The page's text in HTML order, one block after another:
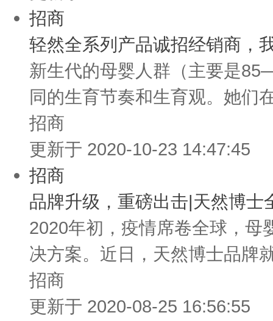
招商
轻然全系列产品诚招经销商，
新生代的母婴人群（主要是
同的生育节奏和生育观。她们
招商
更新于 2020-10-23 14:47:45
招商
品牌升级，重磅出击|天然博士
2020年初，疫情席卷全球，母
决方案。近日，天然博士品牌
招商
更新于 2020-08-25 16:56:55